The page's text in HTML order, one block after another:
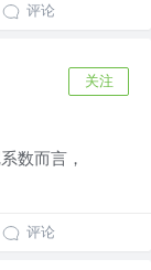
评论
关注
数而言，
评论